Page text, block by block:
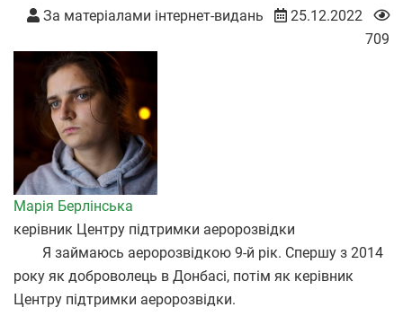
За матеріалами інтернет-видань
25.12.2022
709
Марія Берлінська
керівник Центру підтримки аеророзвідки
Я займаюсь аеророзвідкою 9-й рік. Спершу з 2014
року як доброволець в Донбасі, потім як керівник
Центру підтримки аеророзвідки.